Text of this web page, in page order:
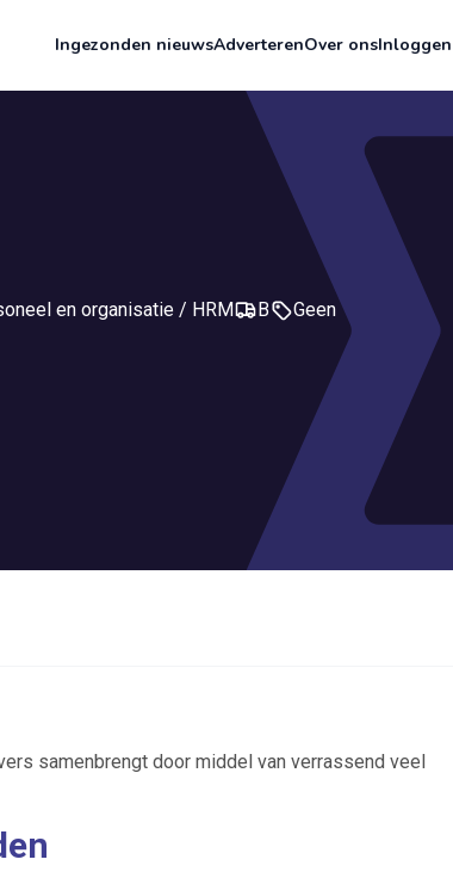
Ingezonden nieuwsAdverterenOver onsInloggen
en organisatie / HRM B Geen
samenbrengt door middel van verrassend veel